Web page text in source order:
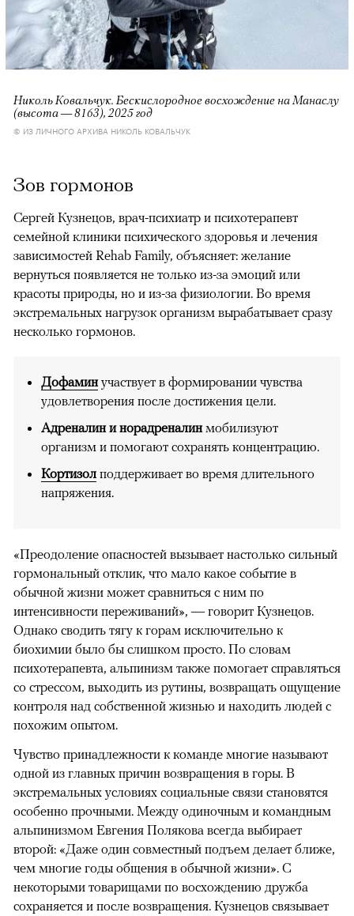
Николь Ковальчук. Бескислородное восхождение на Манаслу
(высота — 8163), 2025 год
© ИЗ ЛИЧНОГО АРХИВА НИКОЛЬ КОВАЛЬЧУК
Зов гормонов
Сергей Кузнецов, врач-психиатр и психотерапевт
семейной клиники психического здоровья и лечения
зависимостей Rehab Family, объясняет: желание
вернуться появляется не только из-за эмоций или
красоты природы, но и из-за физиологии. Во время
экстремальных нагрузок организм вырабатывает сразу
несколько гормонов.
Дофаминучаствует в формировании чувства
удовлетворения после достижения цели.
Адреналин и норадреналинмобилизуют
организм и помогают сохранять концентрацию.
Кортизол поддерживает во время длительного
напряжения.
«Преодоление опасностей вызывает настолько сильный
гормональный отклик, что мало какое событие в
обычной жизни может сравниться с ним по
интенсивности переживаний», — говорит Кузнецов.
Однако сводить тягу к горам исключительно к
биохимии было бы слишком просто. По словам
психотерапевта, альпинизм также помогает справляться
со стрессом, выходить из рутины, возвращать ощущение
контроля над собственной жизнью и находить людей с
похожим опытом.
Чувство принадлежности к команде многие называют
одной из главных причин возвращения в горы. В
экстремальных условиях социальные связи становятся
особенно прочными. Между одиночным и командным
альпинизмом Евгения Полякова всегда выбирает
второй: «Даже один совместный подъем делает ближе,
чем многие годы общения в обычной жизни». С
некоторыми товарищами по восхождению дружба
сохраняется и после возвращения. Кузнецов связывает